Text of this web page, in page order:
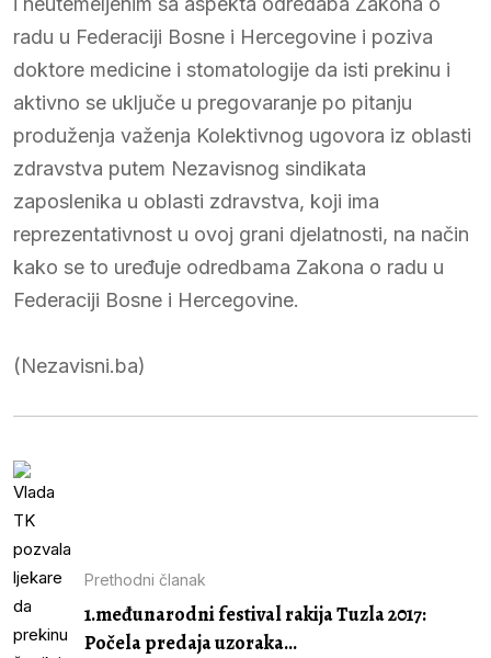
radu u Federaciji Bosne i Hercegovine i poziva
doktore medicine i stomatologije da isti prekinu i
aktivno se uključe u pregovaranje po pitanju
produženja važenja Kolektivnog ugovora iz oblasti
zdravstva putem Nezavisnog sindikata
zaposlenika u oblasti zdravstva, koji ima
reprezentativnost u ovoj grani djelatnosti, na način
kako se to uređuje odredbama Zakona o radu u
Federaciji Bosne i Hercegovine.
(Nezavisni.ba)
Prethodni članak
1.međunarodni festival rakija Tuzla 2017:
Počela predaja uzoraka...